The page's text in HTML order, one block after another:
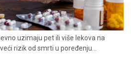
uzimaju pet ili više lekova na
rizik od smrti u poređenju...